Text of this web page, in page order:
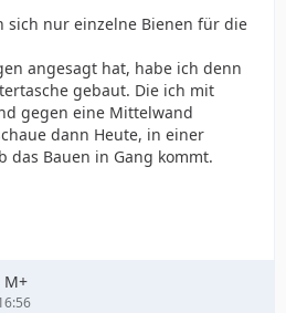
sich nur einzelne Bienen für die
angesagt hat, habe ich denn
gebaut. Die ich mit
gegen eine Mittelwand
dann Heute, in einer
das Bauen in Gang kommt.